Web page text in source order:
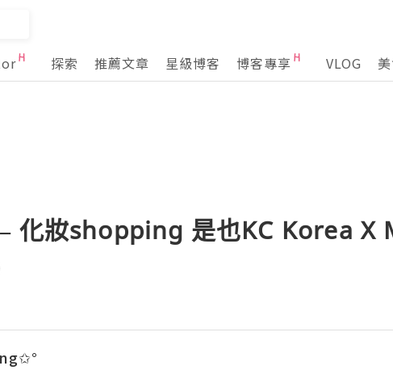
探索 推薦文章 星級博客 博客專享 VLOG
化妝shopping 是也KC Korea X